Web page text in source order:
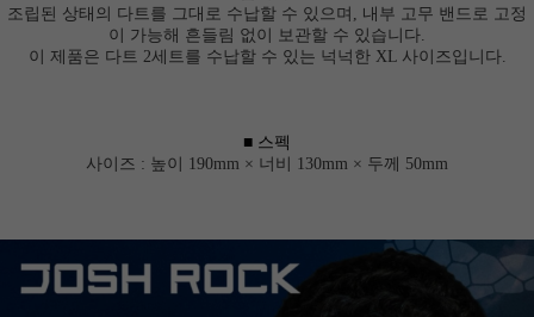
조립된 상태의 다트를 그대로 수납할 수 있으며, 내부 고무 밴드로 고정
이 가능해 흔들림 없이 보관할 수 있습니다.
이 제품은 다트 2세트를 수납할 수 있는 넉넉한 XL 사이즈 입니다.
■ 스펙
사이즈 : 높이 190mm × 너비 130mm × 두께 50mm